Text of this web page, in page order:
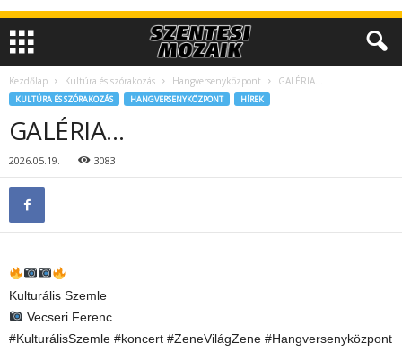
Kezdőlap Kultúra és szórakozás Hangversenyközpont GALÉRIA…
KULTÚRA ÉS SZÓRAKOZÁS HANGVERSENYKÖZPONT HÍREK
GALÉRIA…
2026.05.19. 3083
Kulturális Szemle
Vecseri Ferenc
#KulturálisSzemle #koncert #ZeneVilágZene #Hangversenyközpont